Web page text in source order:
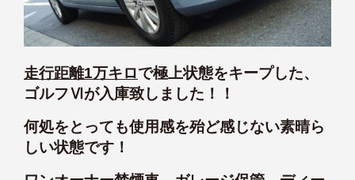
走行距離1万キロで極上状態をキープした、
ゴルフⅥが入庫致しました！！
何処をとっても使用感を殆ど感じない素晴ら
しい状態です！